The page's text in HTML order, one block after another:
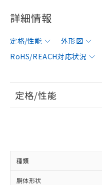
詳細情報
定格/性能 外形図
RoHS/REACH対応状況
定格/性能
種類
胴体形状